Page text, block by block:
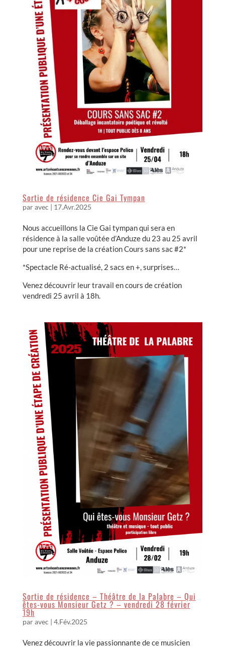
Sortie de résidence Cie Gai Tympan
paravec | 17.Avr.2025
Nous accueillons la Cie Gai tympan qui sera en
résidence à la salle voûtée d’Anduze du 23 au 25 avril
pour une reprise de la création Cours sans sac #2*
*Spectacle Ré-actualisé, 2 sacs en +, surprises…
Venez découvrir leur travail en cours de création
vendredi 25 avril à 18h.
Sortie de résidence – Théâtre de la Palabre – Qui
êtes-vous Monsieur Getz ? – vendredi 28 février
19h
paravec | 4.Fév.2025
Venez découvrir la vie passionnante de ce musicien